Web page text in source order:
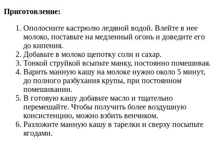
Приготовление:
Ополосните кастрюлю ледяной водой. Влейте в нее
молоко, поставьте на медленный огонь и доведите его
до кипения.
Добавьте в молоко щепотку соли и сахар.
Тонкой струйкой всыпьте манку, постоянно помешивая.
Варить манную кашу на молоке нужно около 5 минут,
до полного разбухания крупы, при постоянном
помешивании.
В готовую кашу добавьте масло и тщательно
перемешайте. Чтобы получить более воздушную
консистенцию, можно взбить венчиком.
Разложите манную кашу в тарелки и сверху посыпьте
ягодами.